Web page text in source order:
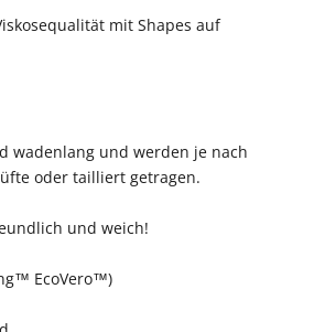
mit Shapes auf
wadenlang und werden je nach
oder tailliert getragen.
und weich!
EcoVero™)